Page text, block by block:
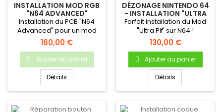
INSTALLATION MOD RGB
"N64 ADVANCED"
(BORTI4938)
Installation du PCB "N64
Advanced" pour un mod
RGB "Ultime" sur votre N64...
160,00 €
Ajouter au panier
Détails
DÉZONAGE NINTENDO 64
- INSTALLATION "ULTRA
PIF"
Forfait installation du Mod
"Ultra Pif' sur N64 !
Dézonage INTÉGRAL de la...
130,00 €
Ajouter au panier
Détails